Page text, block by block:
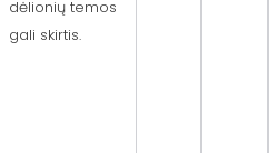
dėlionių temos
gali skirtis.